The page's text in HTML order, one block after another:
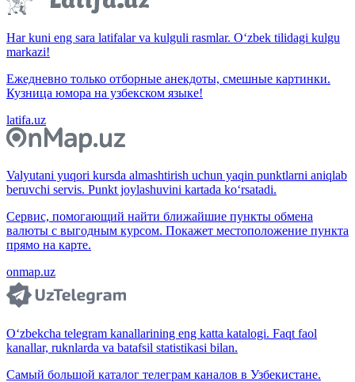
Har kuni eng sara latifalar va kulguli rasmlar. O‘zbek tilidagi kulgu
markazi!
Ежедневно только отборные анекдоты, смешные картинки.
Кузница юмора на узбекском языке!
latifa.uz
Valyutani yuqori kursda almashtirish uchun yaqin punktlarni aniqlab
beruvchi servis. Punkt joylashuvini kartada ko‘rsatadi.
Сервис, помогающий найти ближайшие пункты обмена
валюты с выгодным курсом. Покажет местоположение пункта
прямо на карте.
onmap.uz
O‘zbekcha telegram kanallarining eng katta katalogi. Faqt faol
kanallar, ruknlarda va batafsil statistikasi bilan.
Самый большой каталог телеграм каналов в Узбекистане.